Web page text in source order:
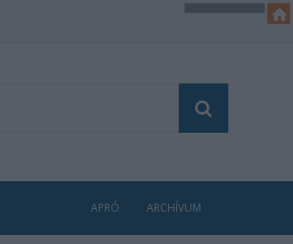
APRÓ ARCHÍVUM